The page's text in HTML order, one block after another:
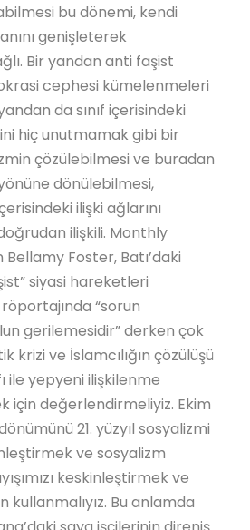
bu dönemi, kendi
genişleterek
Bir yandan anti faşist
cephesi kümelenmeleri
da sınıf içerisindeki
hiç unutmamak gibi bir
çözülebilmesi ve buradan
dönülebilmesi,
ilişki ağlarını
ilişkili. Monthly
Foster, Batı’daki
siyasi hareketleri
“sorun
gerilemesidir” derken çok
krizi ve İslamcılığın çözülüşü
ile yepyeni ilişkilenme
için değerlendirmeliyiz. Ekim
21. yüzyıl sosyalizmi
ve sosyalizm
keskinleştirmek ve
Bu anlamda